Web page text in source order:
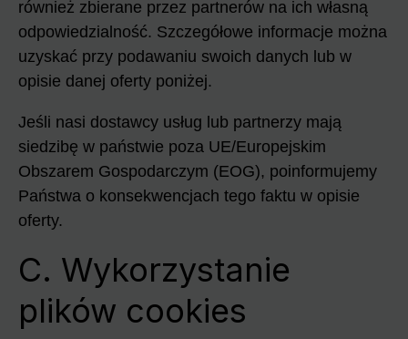
również zbierane przez partnerów na ich własną
odpowiedzialność. Szczegółowe informacje można
uzyskać przy podawaniu swoich danych lub w
opisie danej oferty poniżej.
Jeśli nasi dostawcy usług lub partnerzy mają
siedzibę w państwie poza UE/Europejskim
Obszarem Gospodarczym (EOG), poinformujemy
Państwa o konsekwencjach tego faktu w opisie
oferty.
C. Wykorzystanie
plików cookies